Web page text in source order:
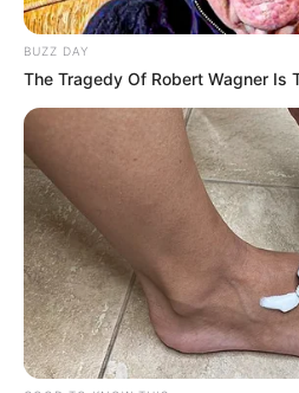
BUZZ DAY
The Tragedy Of Robert Wagner Is